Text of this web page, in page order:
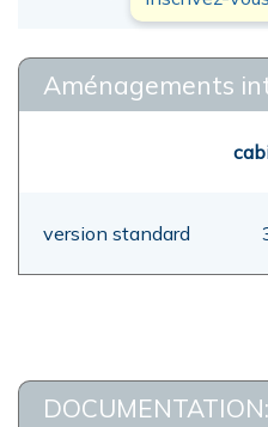
Aménagements
version standard